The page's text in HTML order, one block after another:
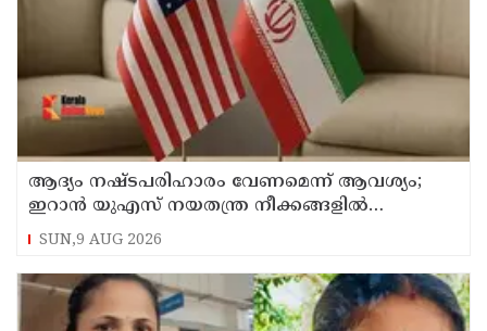
ആദ്യം നഷ്ടപരിഹാരം വേണമെന്ന് ആവശ്യം;
ഇറാന്‍ യുഎസ് നയതന്ത്ര നീക്കങ്ങളില്‍
അനിശ്ചിതത്വം
SUN,9 AUG 2026